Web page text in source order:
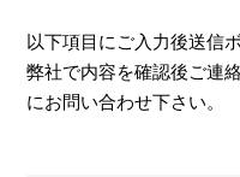
以下項目にご入力後送信
弊社で内容を確認後ご連
にお問い合わせ下さい。